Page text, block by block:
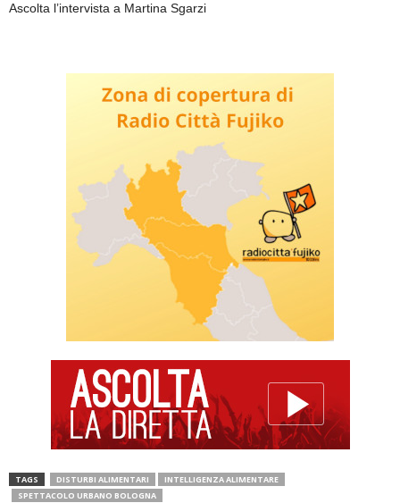
Ascolta l’intervista a Martina Sgarzi
TAGS DISTURBI ALIMENTARI
INTELLIGENZA ALIMENTARE
SPETTACOLO URBANO BOLOGNA